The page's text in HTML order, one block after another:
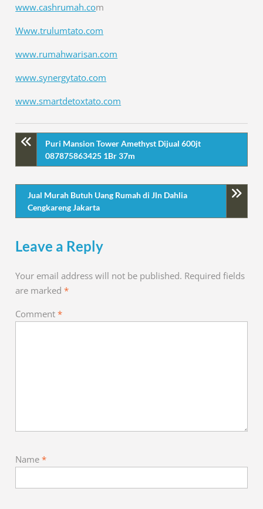
www.cashrumah.com
Www.trulumtato.com
www.rumahwarisan.com
www.synergytato.com
www.smartdetoxtato.com
Puri Mansion Tower Amethyst Dijual 600jt
087875863425 1Br 37m
Jual Murah Butuh Uang Rumah di Jln Dahlia
Cengkareng Jakarta
Leave a Reply
Your email address will not be published. Required fields
are marked*
Comment*
Name*